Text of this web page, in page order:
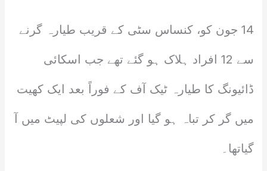
14 جون کو، کنساس سٹی کے قریب طیارہ گرنے
سے 12 افراد ہلاک ہو گئے تھے جب اسکائی
ڈائیونگ کا طیارہ ٹیک آف کے فوراً بعد ایک کھیت
میں گر کر تباہ ہو گیا اور شعلوں کی لپیٹ میں آ
گیاتھا۔